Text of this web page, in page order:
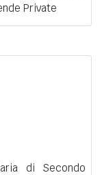
Private
di Secondo